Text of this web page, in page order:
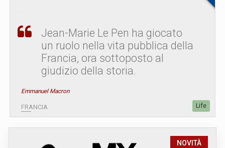
Jean-Marie Le Pen ha giocato
un ruolo nella vita pubblica della
Francia, ora sottoposto al
giudizio della storia.
Emmanuel Macron
FRANCIA Life
NOVITÀ